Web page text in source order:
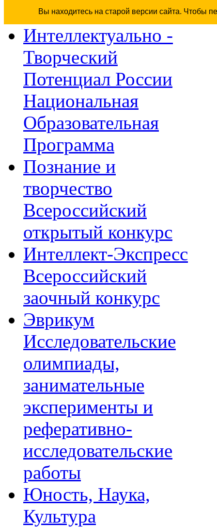
Вы находитесь на старой версии сайта. Чтобы
Интеллектуально -
Творческий
Потенциал России
Национальная
Образовательная
Программа
Познание и
творчество
Всероссийский
открытый конкурс
Интеллект-Экспресс
Всероссийский
заочный конкурс
Эврикум
Исследовательские
олимпиады,
занимательные
эксперименты и
реферативно-
исследовательские
работы
Юность, Наука,
Культура